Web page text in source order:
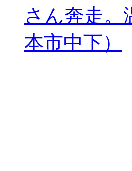
さん奔走。
本市中下）